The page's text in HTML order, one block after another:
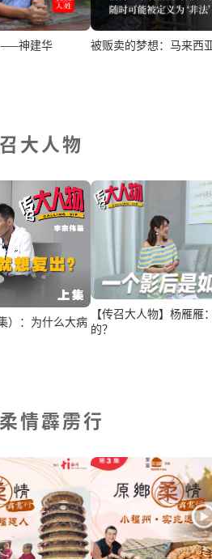
——神建华 被贩卖的梦想：马来西
大人物
）：为什么大病
【传召大人物】杨雁
的？
情霹雳行